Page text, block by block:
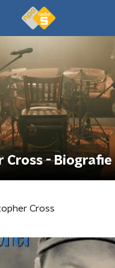
Cross - Biografie
Cross